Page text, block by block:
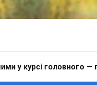
у курсі головного —